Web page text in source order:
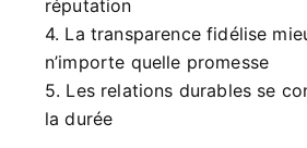
réputation
4. La transparence fidélise
n’importe quelle promesse
5. Les relations durables se
la durée